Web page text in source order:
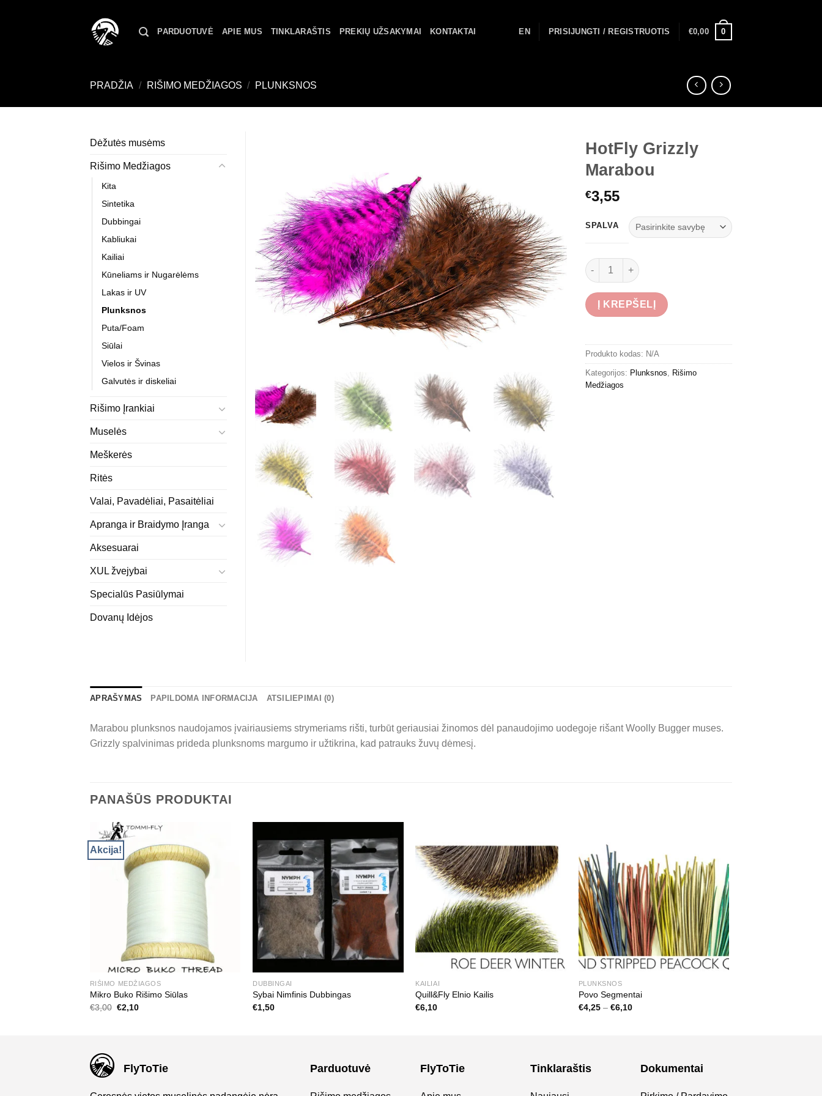
PARDUOTUVĖ APIE MUS TINKLARAŠTIS PREKIŲ UŽSAKYMAI KONTAKTAI EN PRISIJUNGTI / REGISTRUOTIS €0,00 0
PRADŽIA / RIŠIMO MEDŽIAGOS / PLUNKSNOS
HotFly Grizzly
Marabou
€3,55
SPALVA
produkto kiekis: HotFly Grizzly Marabou
Į KREPŠELĮ
Produkto kodas: N/A
Kategorijos: Plunksnos
Rišimo
Medžiagos
Dėžutės musėms
Rišimo Medžiagos
Kita
Sintetika
Dubbingai
Kabliukai
Kailiai
Kūneliams ir Nugarėlėms
Lakas ir UV
Plunksnos
Puta/Foam
Siūlai
Vielos ir Švinas
Galvutės ir diskeliai
Rišimo Įrankiai
Muselės
Meškerės
Ritės
Valai, Pavadėliai, Pasaitėliai
Apranga ir Braidymo Įranga
Aksesuarai
XUL žvejybai
Specialūs Pasiūlymai
Dovanų Idėjos
APRAŠYMAS PAPILDOMA INFORMACIJA ATSILIEPIMAI (0)
Marabou plunksnos naudojamos įvairiausiems strymeriams rišti, turbūt geriausiai žinomos dėl panaudojimo uodegoje rišant Woolly Bugger muses.
Grizzly spalvinimas prideda plunksnoms margumo ir užtikrina, kad patrauks žuvų dėmesį.
PANAŠŪS PRODUKTAI
Akcija!
RIŠIMO MEDŽIAGOS
Mikro Buko Rišimo Siūlas
€3,00 Original
price
€2,10Current
DUBBINGAI
Sybai Nimfinis Dubbingas
€1,50
KAILIAI
Quill&Fly Elnio Kailis
€6,10
PLUNKSNOS
Povo Segmentai
€4,25 – €6,10Price
FlyToTie Parduotuvė FlyToTie Tinklaraštis Dokumentai